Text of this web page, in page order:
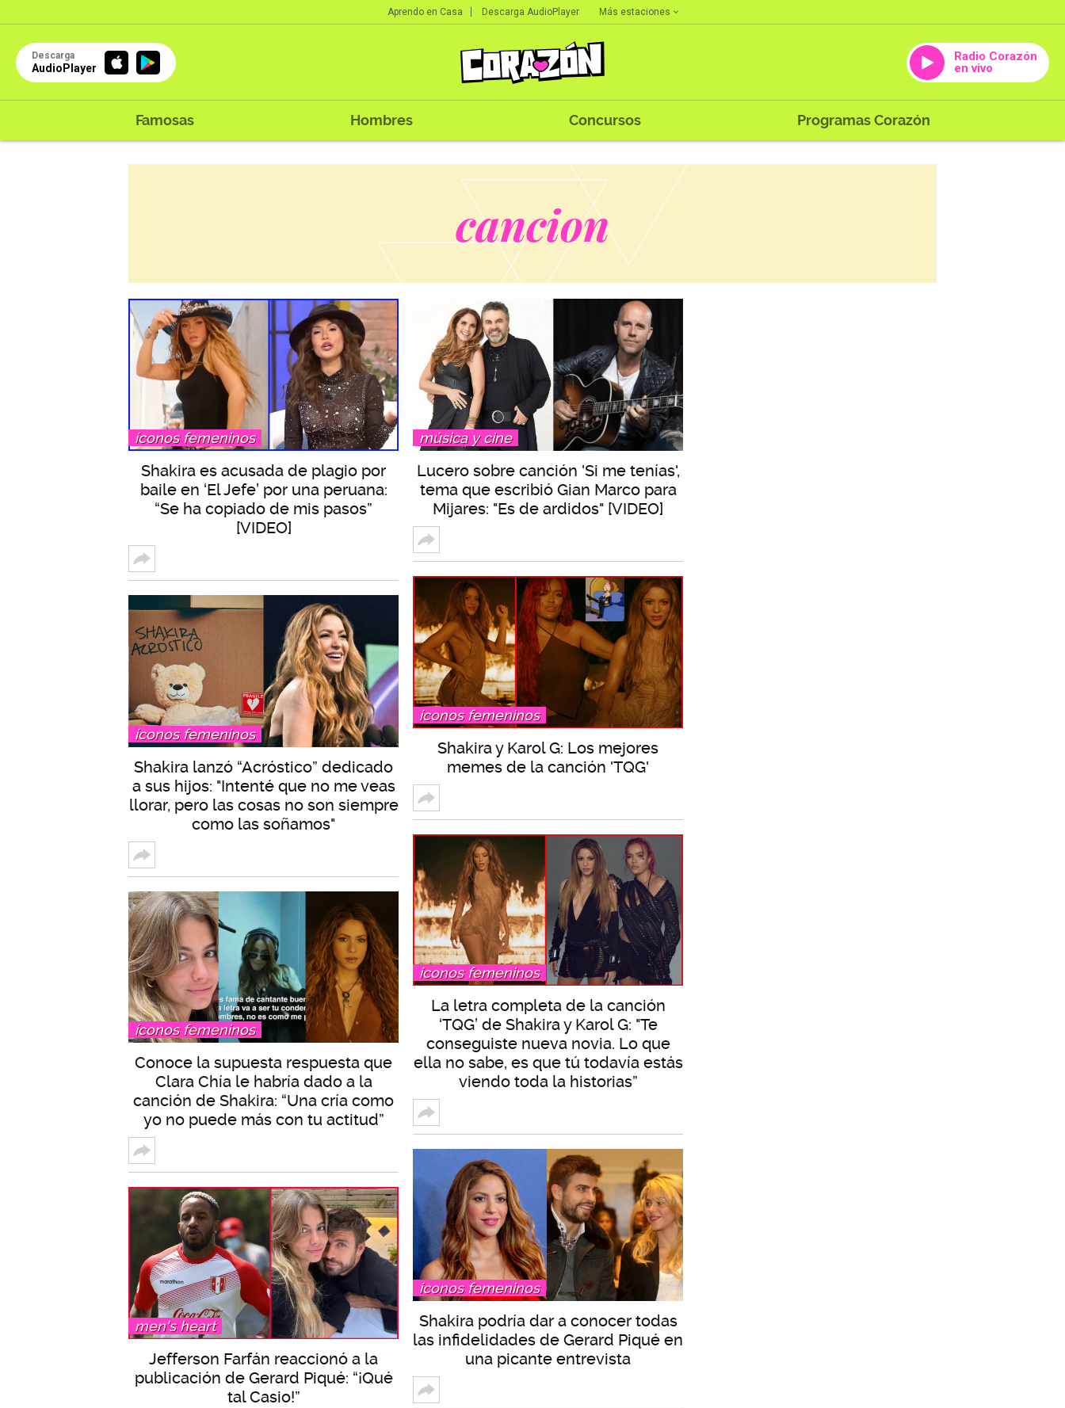
Aprendo en Casa Descarga AudioPlayer Más estaciones
Descarga
AudioPlayer
Radio Corazón
en vivo
Famosas Hombres Concursos Programas Corazón
cancion
íconos femeninos
Shakira es acusada de plagio por
baile en ‘El Jefe’ por una peruana:
“Se ha copiado de mis pasos”
[VIDEO]
íconos femeninos
Shakira lanzó “Acróstico” dedicado
a sus hijos: "Intenté que no me veas
llorar, pero las cosas no son siempre
como las soñamos"
íconos femeninos
Conoce la supuesta respuesta que
Clara Chía le habría dado a la
canción de Shakira: “Una cría como
yo no puede más con tu actitud”
men's heart
Jefferson Farfán reaccionó a la
publicación de Gerard Piqué: “¡Qué
tal Casio!”
música y cine
Lucero sobre canción 'Si me tenías',
tema que escribió Gian Marco para
Mijares: "Es de ardidos" [VIDEO]
íconos femeninos
Shakira y Karol G: Los mejores
memes de la canción 'TQG'
íconos femeninos
La letra completa de la canción
‘TQG’ de Shakira y Karol G: "Te
conseguiste nueva novia. Lo que
ella no sabe, es que tú todavía estás
viendo toda la historias”
íconos femeninos
Shakira podría dar a conocer todas
las infidelidades de Gerard Piqué en
una picante entrevista